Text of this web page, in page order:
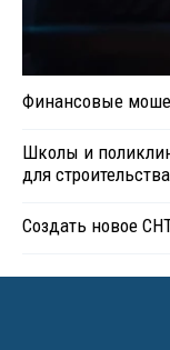
Финансовые
Школы и
для
Создать новое